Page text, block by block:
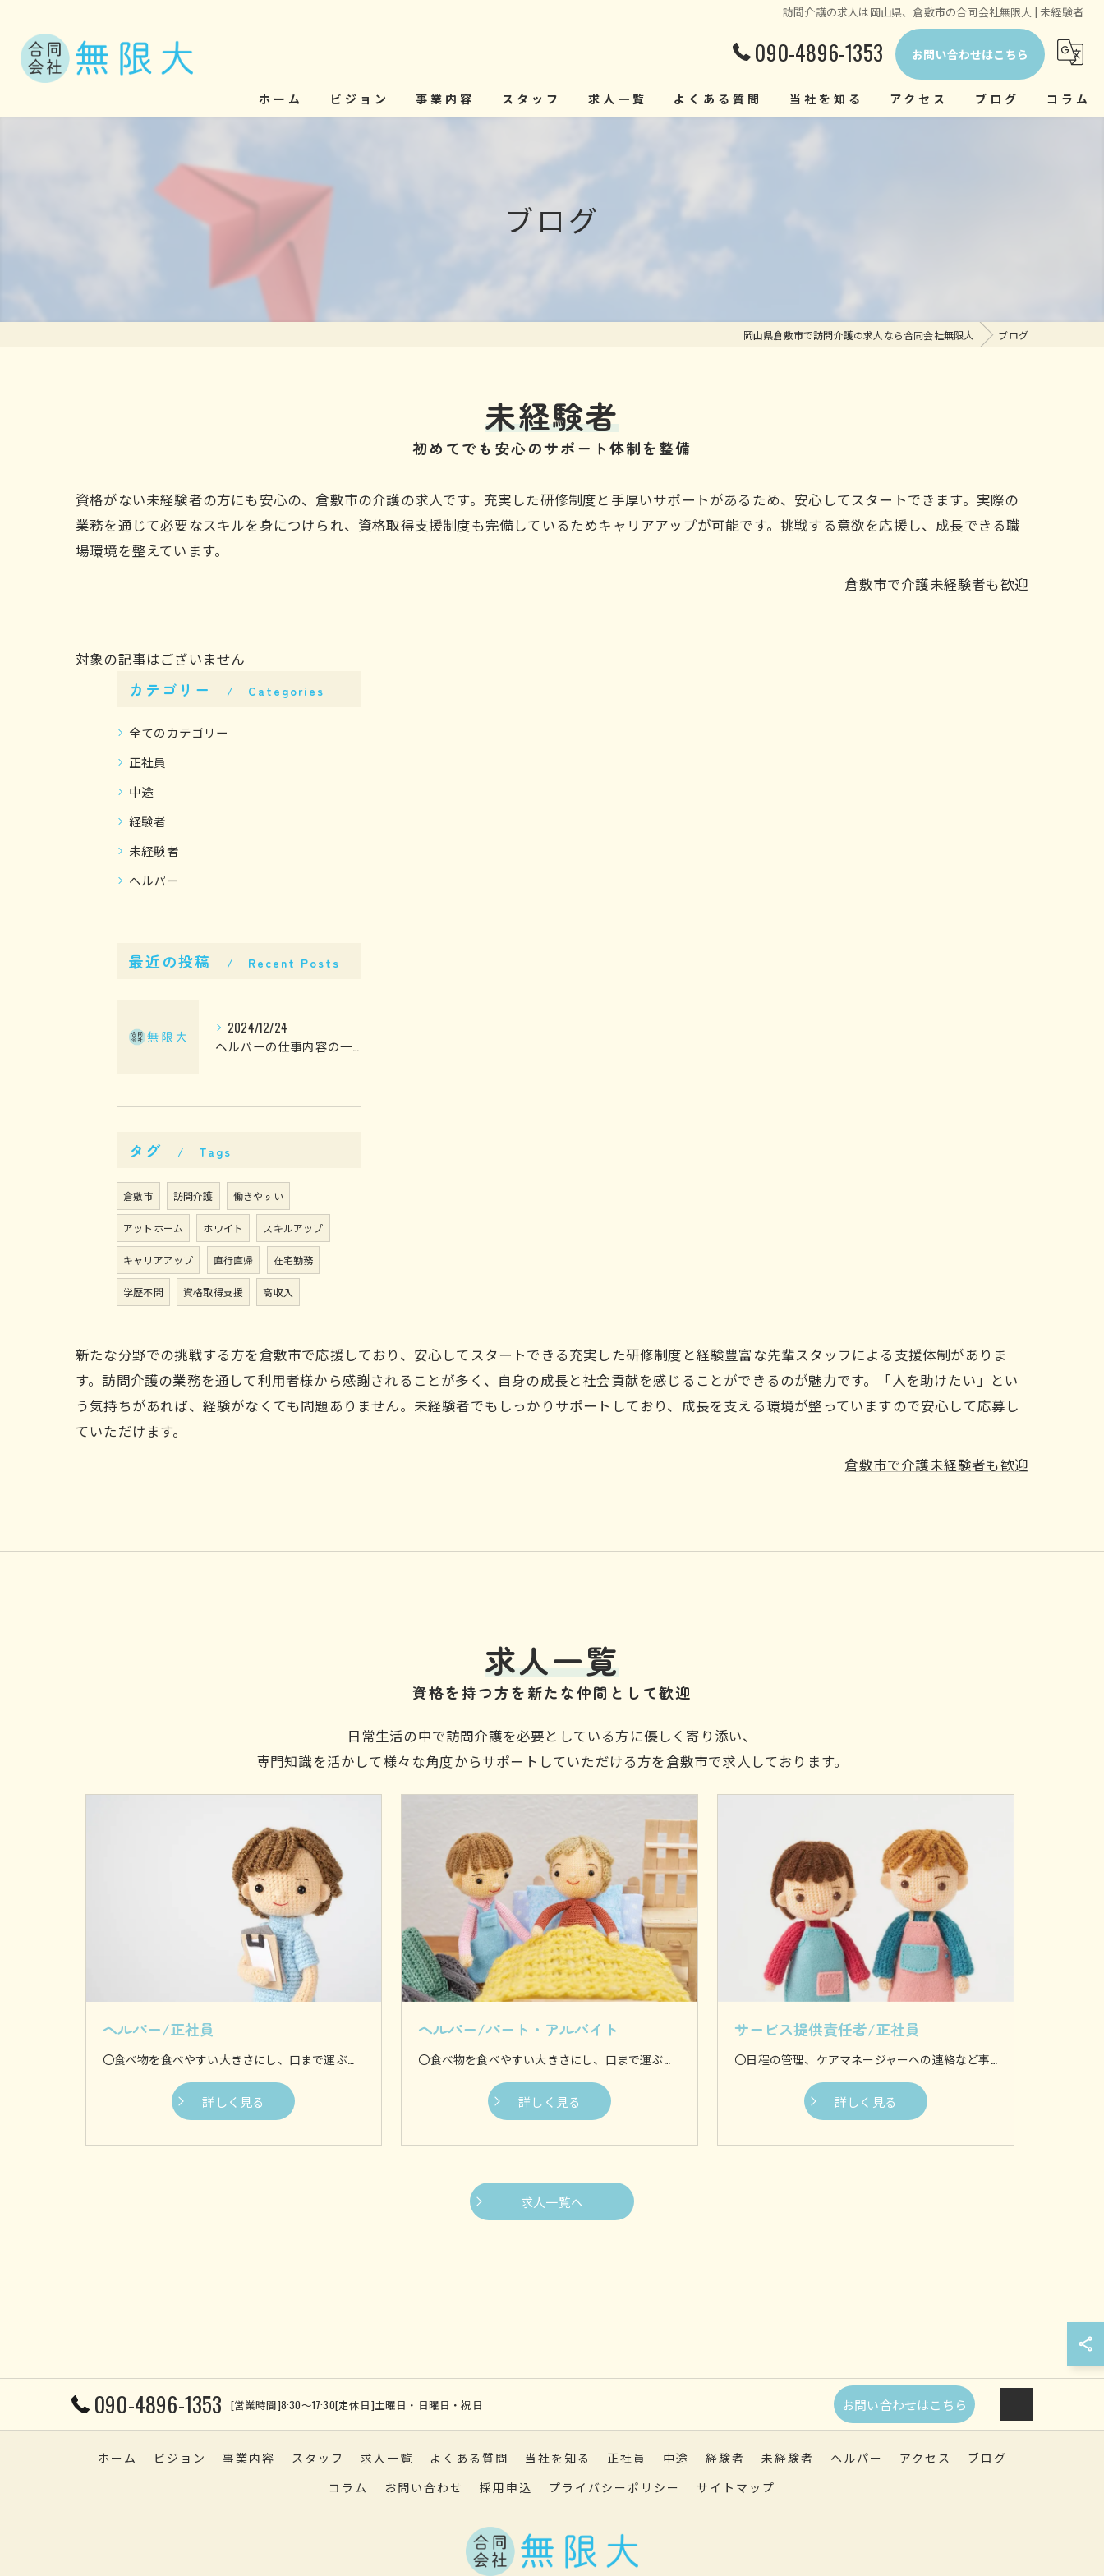
訪問介護の求人は岡山県、倉敷市の合同会社無限大 | 未経験者
090-4896-1353 お問い合わせはこちら
ホーム ビジョン 事業内容 スタッフ 求人一覧 よくある質問 当社を知る アクセス ブログ コラム
ブログ
岡山県倉敷市で訪問介護の求人なら合同会社無限大 ブログ
未経験者
初めてでも安心のサポート体制を整備
資格がない未経験者の方にも安心の、倉敷市の介護の求人です。充実した研修制度と手厚いサポートがあるため、安心してスタートできます。実際の
業務を通じて必要なスキルを身につけられ、資格取得支援制度も完備しているためキャリアアップが可能です。挑戦する意欲を応援し、成長できる職
場環境を整えています。
倉敷市で介護未経験者も歓迎
対象の記事はございません
カテゴリー Categories
全てのカテゴリー
正社員
中途
経験者
未経験者
ヘルパー
最近の投稿 Recent Posts
2024/12/24
ヘルパーの仕事内容の一部ご紹介！
タグ Tags
倉敷市 訪問介護 働きやすい
アットホーム ホワイト スキルアップ
キャリアアップ 直行直帰 在宅勤務
学歴不問 資格取得支援 高収入
新たな分野での挑戦する方を倉敷市で応援しており、安心してスタートできる充実した研修制度と経験豊富な先輩スタッフによる支援体制がありま
す。訪問介護の業務を通して利用者様から感謝されることが多く、自身の成長と社会貢献を感じることができるのが魅力です。「人を助けたい」とい
う気持ちがあれば、経験がなくても問題ありません。未経験者でもしっかりサポートしており、成長を支える環境が整っていますので安心して応募し
ていただけます。
倉敷市で介護未経験者も歓迎
求人一覧
資格を持つ方を新たな仲間として歓迎
日常生活の中で訪問介護を必要としている方に優しく寄り添い、
専門知識を活かして様々な角度からサポートしていただける方を倉敷市で求人しております。
ヘルパー/正社員
〇食べ物を食べやすい大きさにし、口まで運ぶ食事介助 〇身体を流す入浴介助 〇身体を清潔に保つために着替えを行う更衣介助 〇ずっと同じ体制にならないように体を動かす体位変換介助 〇歩行やお出かけなどを支援する移動支援などがございます。 他にも様々な介助を行いますが、基本的に利用者様の身体に接触してサポートするのが身体介助です。 〇料理や食事の準備 〇利用者様の衣服などを洗濯 〇お部屋や水回りのお掃除からゴミ出しまで 〇生活に必要なものを買い出し等 日常生活に支障が生じないように、家事全般を専門スタッフが行います。 お1人暮らしの方や介護者の方が利用者様を見守ることが難しい場合など、様々なケースにご対応いたします。
詳しく見る
ヘルパー/パート・アルバイト
詳しく見る
サービス提供責任者/正社員
詳しく見る
求人一覧へ
090-4896-1353 [営業時間]8:30～17:30[定休日]土曜日・日曜日・祝日 お問い合わせはこちら
ホーム ビジョン 事業内容 スタッフ 求人一覧 よくある質問 当社を知る 正社員 中途 経験者 未経験者 ヘルパー アクセス
ブログ
コラム
お問い合わせ 採用申込 プライバシーポリシー サイトマップ